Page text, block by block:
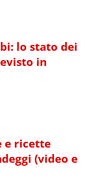
lo stato dei
in
e ricette
(video e